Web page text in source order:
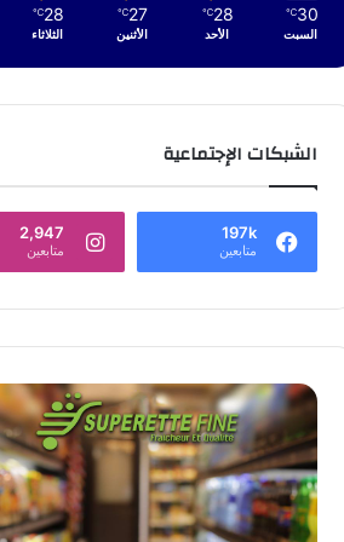
30
℃
السبت
28
℃
الأحد
27
℃
الأثنين
28
℃
الثلاثاء
الشبكات الإجتماعية
197k
متابعين
2,947
متابعين